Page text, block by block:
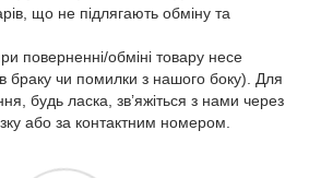
що не підлягають обміну та
поверненні/обміні товару несе
браку чи помилки з нашого боку). Для
будь ласка, зв’яжіться з нами через
або за контактним номером.